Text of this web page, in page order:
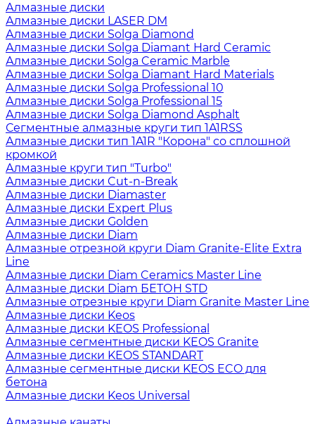
Алмазные диски
Алмазные диски LASER DM
Алмазные диски Solga Diamond
Алмазные диски Solga Diamant Hard Ceramic
Алмазные диски Solga Ceramic Marble
Алмазные диски Solga Diamant Hard Materials
Алмазные диски Solga Professional 10
Алмазные диски Solga Professional 15
Алмазные диски Solga Diamond Asphalt
Сегментные алмазные круги тип 1A1RSS
Алмазные диски тип 1A1R "Корона" со сплошной
кромкой
Алмазные круги тип "Turbo"
Алмазные диски Cut-n-Break
Алмазные диски Diamaster
Алмазные диски Expert Plus
Алмазные диски Golden
Алмазные диски Diam
Алмазные отрезной круги Diam Granite-Elite Extra
Line
Алмазные диски Diam Ceramics Master Line
Алмазные диски Diam БЕТОН STD
Алмазные отрезные круги Diam Granite Master Line
Алмазные диски Keos
Алмазные диски KEOS Professional
Алмазные сегментные диски KEOS Granite
Алмазные диски KEOS STANDART
Алмазные сегментные диски KEOS ECO для
бетона
Алмазные диски Keos Universal